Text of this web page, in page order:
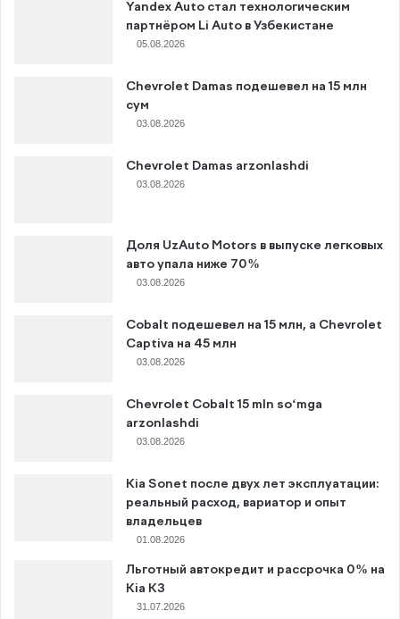
Yandex Auto стал технологическим
партнёром Li Auto в Узбекистане
05.08.2026
Chevrolet Damas подешевел на 15 млн
сум
03.08.2026
Chevrolet Damas arzonlashdi
03.08.2026
Доля UzAuto Motors в выпуске легковых
авто упала ниже 70%
03.08.2026
Cobalt подешевел на 15 млн, а Chevrolet
Captiva на 45 млн
03.08.2026
Chevrolet Cobalt 15 mln so‘mga
arzonlashdi
03.08.2026
Kia Sonet после двух лет эксплуатации:
реальный расход, вариатор и опыт
владельцев
01.08.2026
Льготный автокредит и рассрочка 0% на
Kia K3
31.07.2026